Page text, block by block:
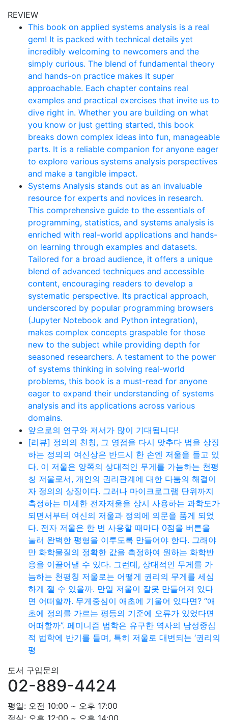
REVIEW
This book on applied systems analysis is a real
gem! It is packed with technical details yet
incredibly welcoming to newcomers and the
simply curious. The blend of fundamental theory
and hands-on practice makes it super
approachable. Each chapter contains real
examples and practical exercises that invite us to
dive right in. Whether you are building on what
you know or just getting started, this book
breaks down complex ideas into fun, manageable
parts. It is a reliable companion for anyone eager
to explore various systems analysis perspectives
and make a tangible impact.
Systems Analysis stands out as an invaluable
resource for experts and novices in research.
This comprehensive guide to the essentials of
programming, statistics, and systems analysis is
enriched with real-world applications and hands-
on learning through examples and datasets.
Tailored for a broad audience, it offers a unique
blend of advanced techniques and accessible
content, encouraging readers to develop a
systematic perspective. Its practical approach,
underscored by popular programming browsers
(Jupyter Notebook and Python integration),
makes complex concepts graspable for those
new to the subject while providing depth for
seasoned researchers. A testament to the power
of systems thinking in solving real-world
problems, this book is a must-read for anyone
eager to expand their understanding of systems
analysis and its applications across various
domains.
앞으로의 연구와 저서가 많이 기대됩니다!
[리뷰] 정의의 천칭, 그 영점을 다시 맞추다 법을 상징
하는 정의의 여신상은 반드시 한 손엔 저울을 들고 있
다. 이 저울은 양쪽의 상대적인 무게를 가늠하는 천평
칭 저울로서, 개인의 권리관계에 대한 다툼의 해결이
자 정의의 상징이다. 그러나 마이크로그램 단위까지
측정하는 미세한 전자저울을 상시 사용하는 과학도가
되면서부터 여신의 저울과 정의에 의문을 품게 되었
다. 전자 저울은 한 번 사용할 때마다 0점을 버튼을
눌러 완벽한 평형을 이루도록 만들어야 한다. 그래야
만 화학물질의 정확한 값을 측정하여 원하는 화학반
응을 이끌어낼 수 있다. 그런데, 상대적인 무게를 가
늠하는 천평칭 저울로는 어떻게 권리의 무게를 세심
하게 잴 수 있을까. 만일 저울이 잘못 만들어져 있다
면 어떠할까. 무게중심이 애초에 기울어 있다면? “애
초에 정의를 가르는 평등의 기준에 오류가 있었다면
어떠할까”. 페미니즘 법학은 유구한 역사의 남성중심
적 법학에 반기를 들며, 특히 저울로 대변되는 ‘권리의
평
도서 구입문의
02-889-4424
평일: 오전 10:00 ~ 오후 17:00
점심: 오후 12:00 ~ 오후 14:00